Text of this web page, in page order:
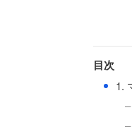
目次
● 1.